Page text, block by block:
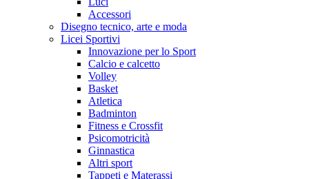
Accessori
Disegno tecnico, arte e moda
Licei Sportivi
Innovazione per lo Sport
Calcio e calcetto
Volley
Basket
Atletica
Badminton
Fitness e Crossfit
Psicomotricità
Ginnastica
Altri sport
Tappeti e Materassi